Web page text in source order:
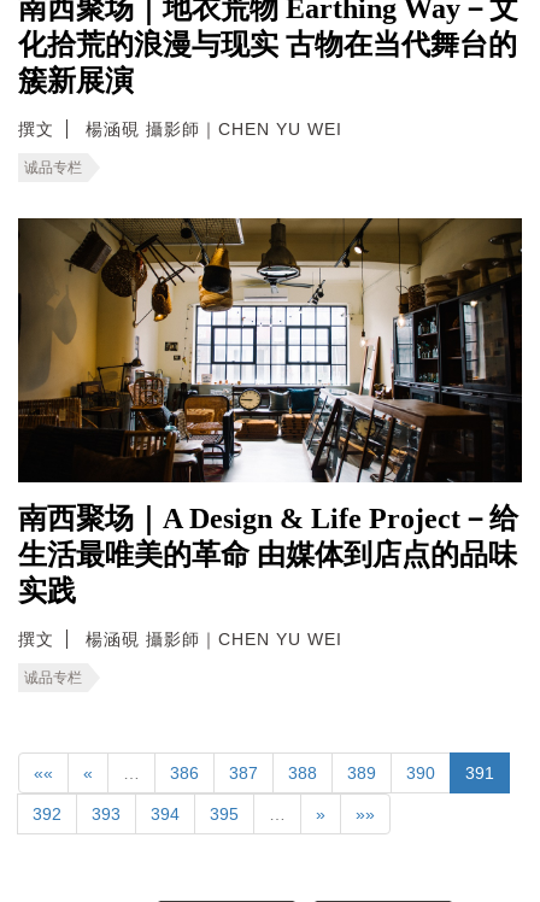
南西聚场｜地衣荒物 Earthing Way－文
化拾荒的浪漫与现实 古物在当代舞台的
簇新展演
撰文 楊涵硯 攝影師｜CHEN YU WEI
诚品专栏
南西聚场｜A Design & Life Project－给
生活最唯美的革命 由媒体到店点的品味
实践
撰文 楊涵硯 攝影師｜CHEN YU WEI
诚品专栏
«« « 386 387 388 389 390 391
392 393 394 395 » »»